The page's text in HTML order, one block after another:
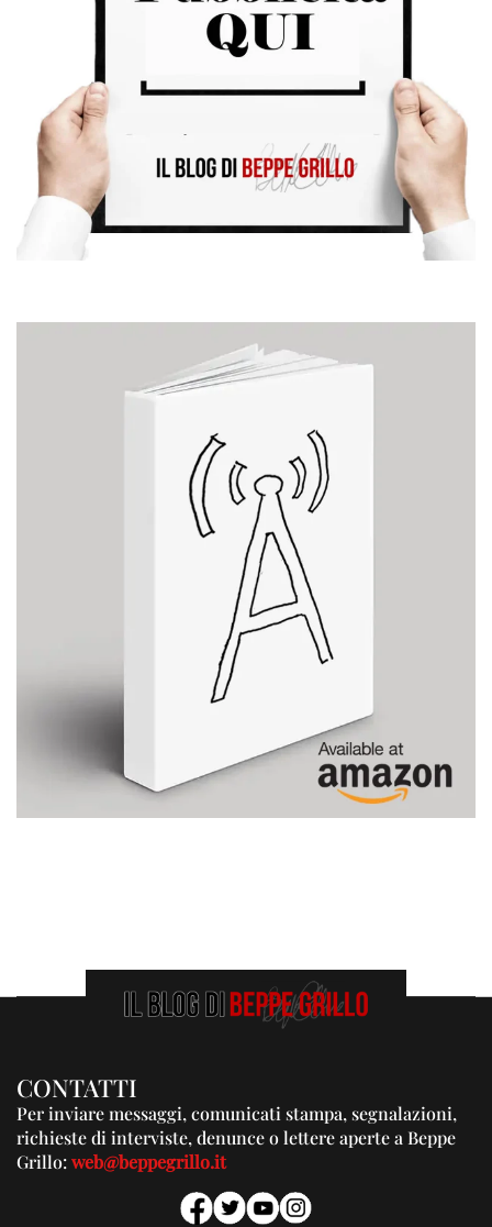
CONTATTI
Per inviare messaggi, comunicati stampa, segnalazioni,
richieste di interviste, denunce o lettere aperte a Beppe
Grillo:web@beppegrillo.it